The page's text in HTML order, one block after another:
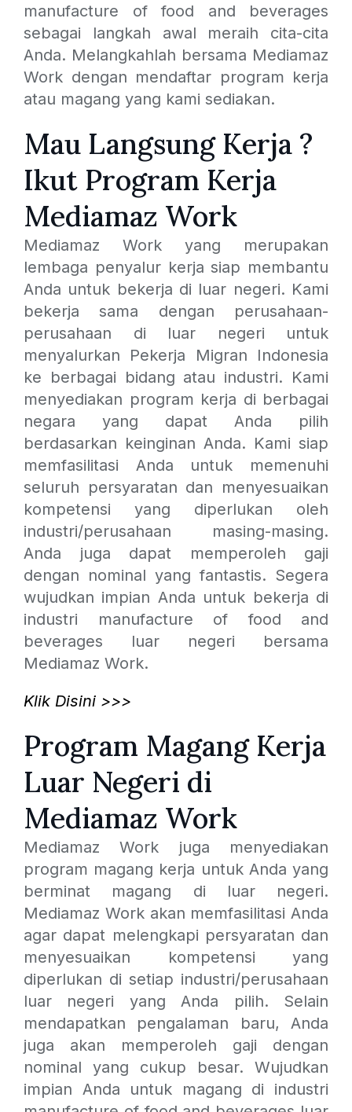
manufacture of food and beverages
sebagai langkah awal meraih cita-cita
Anda. Melangkahlah bersama Mediamaz
Work dengan mendaftar program kerja
atau magang yang kami sediakan.
Mau Langsung Kerja ?
Ikut Program Kerja
Mediamaz Work
Mediamaz Work yang merupakan
lembaga penyalur kerja siap membantu
Anda untuk bekerja di luar negeri. Kami
bekerja sama dengan perusahaan-
perusahaan di luar negeri untuk
menyalurkan Pekerja Migran Indonesia
ke berbagai bidang atau industri. Kami
menyediakan program kerja di berbagai
negara yang dapat Anda pilih
berdasarkan keinginan Anda. Kami siap
memfasilitasi Anda untuk memenuhi
seluruh persyaratan dan menyesuaikan
kompetensi yang diperlukan oleh
industri/perusahaan masing-masing.
Anda juga dapat memperoleh gaji
dengan nominal yang fantastis. Segera
wujudkan impian Anda untuk bekerja di
industri manufacture of food and
beverages luar negeri bersama
Mediamaz Work.
Klik Disini >>>
Program Magang Kerja
Luar Negeri di
Mediamaz Work​
Mediamaz Work juga menyediakan
program magang kerja untuk Anda yang
berminat magang di luar negeri.
Mediamaz Work akan memfasilitasi Anda
agar dapat melengkapi persyaratan dan
menyesuaikan kompetensi yang
diperlukan di setiap industri/perusahaan
luar negeri yang Anda pilih. Selain
mendapatkan pengalaman baru, Anda
juga akan memperoleh gaji dengan
nominal yang cukup besar. Wujudkan
impian Anda untuk magang di industri